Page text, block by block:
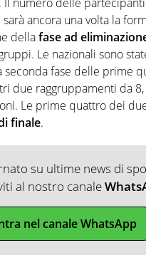
sarà ancora una volta la
dellafase ad
Le nazionali sono
seconda fase delle prime
due raggruppamenti da
Le prime quattro dei
finale.
su ultime news di
al nostro canale
nel canale WhatsApp